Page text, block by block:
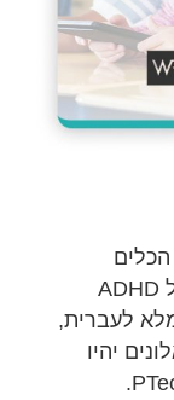
המובילים בעולם להערכה ומעקב של ADHD
לעברית,
יהיו